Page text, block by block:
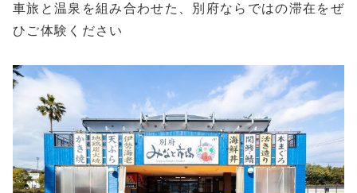
車旅と温泉を組み合わせた、別府ならではの滞在をぜ
ひご体験ください